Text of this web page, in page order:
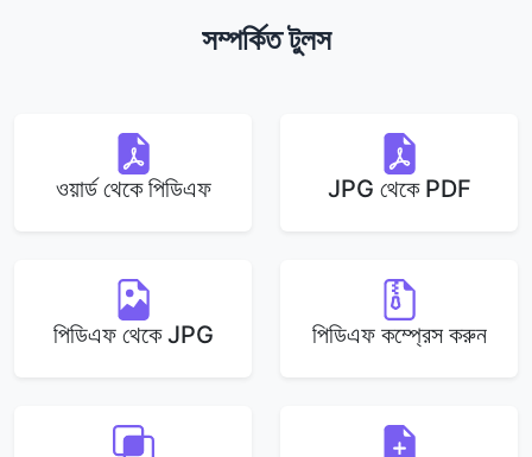
সম্পর্কিত টুলস
ওয়ার্ড থেকে পিডিএফ JPG থেকে PDF
পিডিএফ থেকে JPG পিডিএফ কম্প্রেস করুন